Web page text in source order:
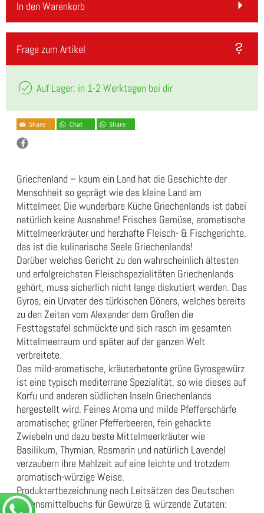
In den Warenkorb
Frage zum Artikel
Auf Lager: in 1-2 Werktagen bei dir
Griechenland – kaum ein Land hat die Geschichte der
Menschheit so geprägt wie das kleine Land am
Mittelmeer. Die wunderbare Küche Griechenlands ist dabei
natürlich keine Ausnahme! Frisches Gemüse, aromatische
Mittelmeerkräuter und herzhafte Fleisch- & Fischgerichte,
das ist die kulinarische Seele Griechenlands!
Darüber welches Gericht zu den wahrscheinlich ältesten
und erfolgreichsten Fleischspezialitäten Griechenlands
gehört, muss sicherlich nicht lange diskutiert werden. Das
Gyros, ein Urvater des türkischen Döners, welches bereits
zu den Zeiten vom Alexander dem Großen die
Festtagstafel schmückte und sich rasch im gesamten
Mittelmeerraum und später auf der ganzen Welt
verbreitete.
Das mild-aromatische, kräuterbetonte grüne Gyrosgewürz
ist eine typisch mediterrane Spezialität, so wie dieses auf
Korfu und anderen südlichen Inseln Griechenlands
hergestellt wird. Feines Aroma und milde Pfefferschärfe
aromatischer, grüner Pfefferbeeren, fein gehackte
Zwiebeln und dazu beste Mittelmeerkräuter wie
Basilikum, Thymian, Rosmarin und natürlich Lavendel
verzaubern ihre Mahlzeit auf eine leichte und trotzdem
aromatisch-würzige Weise.
Produktartbezeichnung nach Leitsätzen des Deutschen
Lebensmittelbuchs für Gewürze & würzende Zutaten: